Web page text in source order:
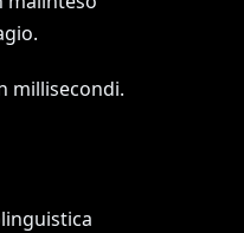
millisecondi.